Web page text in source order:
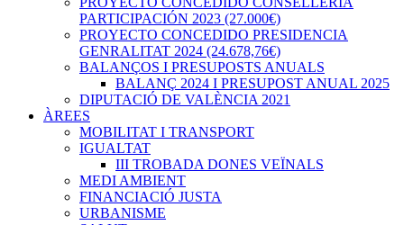
PARTICIPACIÓN 2023 (27.000€)
PROYECTO CONCEDIDO PRESIDENCIA
GENRALITAT 2024 (24.678,76€)
BALANÇOS I PRESUPOSTS ANUALS
BALANÇ 2024 I PRESUPOST ANUAL 2025
DIPUTACIÓ DE VALÈNCIA 2021
ÀREES
MOBILITAT I TRANSPORT
IGUALTAT
III TROBADA DONES VEÏNALS
MEDI AMBIENT
FINANCIACIÓ JUSTA
URBANISME